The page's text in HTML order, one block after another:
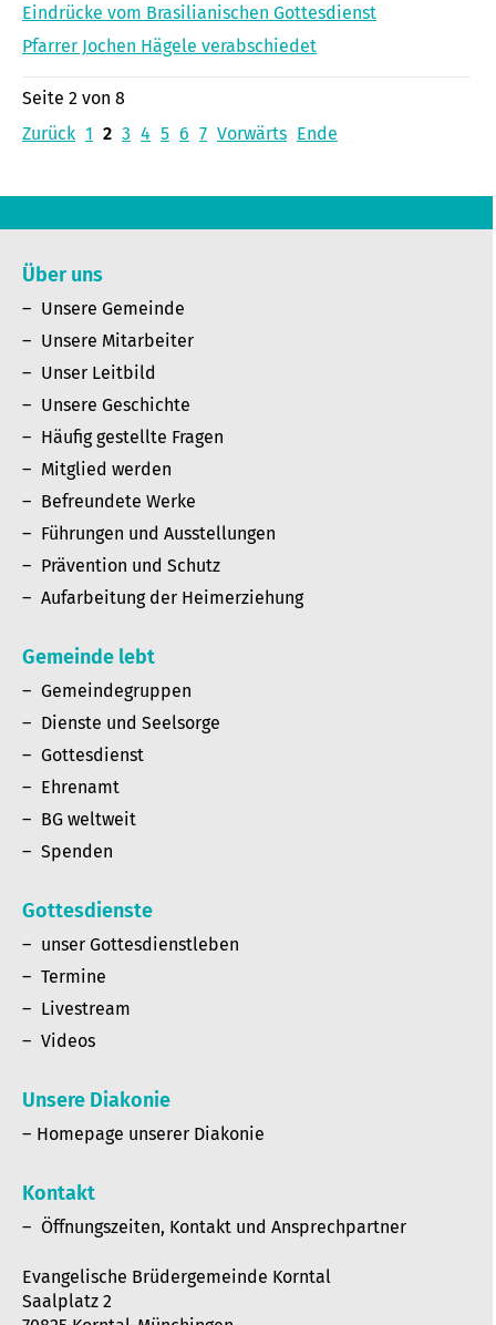
Eindrücke vom Brasilianischen Gottesdienst
Pfarrer Jochen Hägele verabschiedet
Seite 2 von 8
Zurück 1 2 3 4 5 6 7 Vorwärts Ende
Über uns
Unsere Gemeinde
Unsere Mitarbeiter
Unser Leitbild
Unsere Geschichte
Häufig gestellte Fragen
Mitglied werden
Befreundete Werke
Führungen und Ausstellungen
Prävention und Schutz
Aufarbeitung der Heimerziehung
Gemeinde lebt
Gemeindegruppen
Dienste und Seelsorge
Gottesdienst
Ehrenamt
BG weltweit
Spenden
Gottesdienste
unser Gottesdienstleben
Termine
Livestream
Videos
Unsere Diakonie
Homepage unserer Diakonie
Kontakt
Öffnungszeiten, Kontakt und Ansprechpartner
Evangelische Brüdergemeinde Korntal
Saalplatz 2